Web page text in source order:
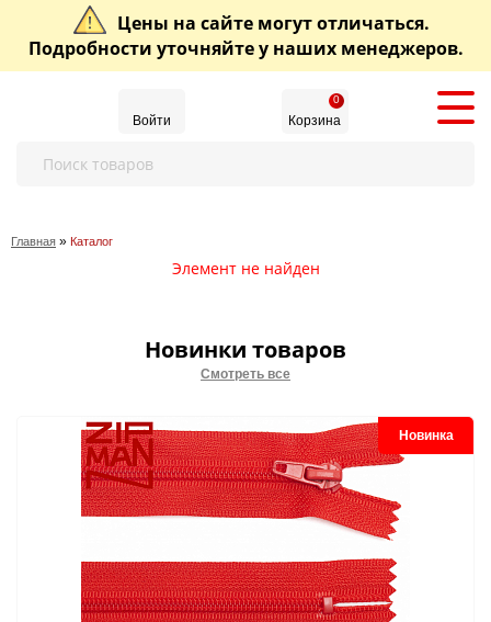
Цены на сайте могут отличаться.
Подробности уточняйте у наших менеджеров.
Войти Корзина
0
Главная » Каталог
Элемент не найден
Новинки товаров
Смотреть все
Новинка